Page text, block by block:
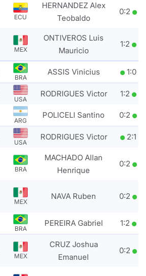
ECU
HERNANDEZ Alex
Teobaldo
0:2
MEX
ONTIVEROS Luis
Mauricio
1:2
BRA
ASSIS Vinicius 1:0
USA
RODRIGUES Victor 1:2
ARG
POLICELI Santino 0:2
USA
RODRIGUES Victor 2:1
BRA
MACHADO Allan
Henrique
0:2
MEX
NAVA Ruben 0:2
BRA
PEREIRA Gabriel 1:2
MEX
CRUZ Joshua
Emanuel
0:2